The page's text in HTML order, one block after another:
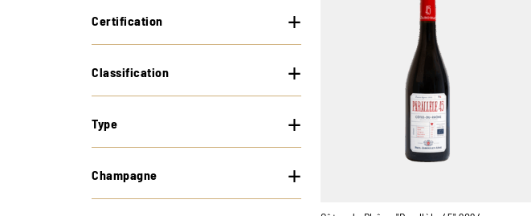
Certification
Classification
Type
Champagne